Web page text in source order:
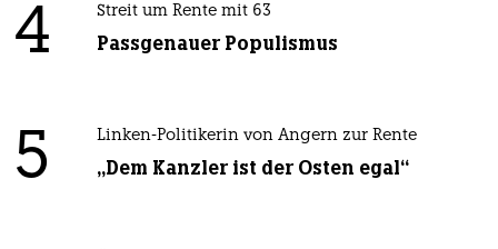
4 Streit um Rente mit 63
Passgenauer Populismus
5 Linken-Politikerin von Angern zur Rente
„Dem Kanzler ist der Osten egal“